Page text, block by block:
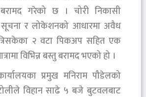
गरेको छ । चोरी निकासी
र लोकेशनको आधारमा अवैध
२ वटा पिकअप सहित एक
विभिन्न बस्तु बरामद भएको हो ।
प्रमुख मनिराम पौडेलको
विहान साढे ५ बजे बुटवलबाट